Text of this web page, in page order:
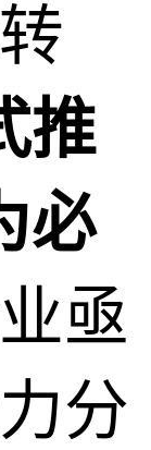
推
必
亟
分